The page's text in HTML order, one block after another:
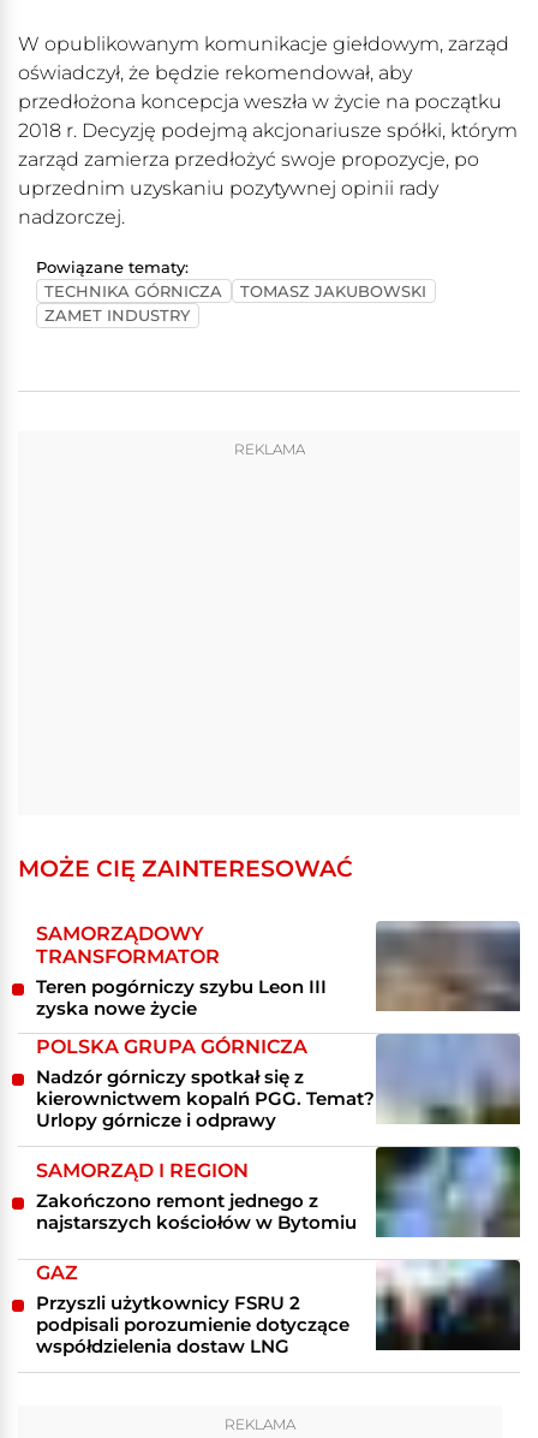
W opublikowanym komunikacje giełdowym, zarząd
oświadczył, że będzie rekomendował, aby
przedłożona koncepcja weszła w życie na początku
2018 r. Decyzję podejmą akcjonariusze spółki, którym
zarząd zamierza przedłożyć swoje propozycje, po
uprzednim uzyskaniu pozytywnej opinii rady
nadzorczej.
Powiązane tematy:
TECHNIKA GÓRNICZA
TOMASZ JAKUBOWSKI
ZAMET INDUSTRY
REKLAMA
MOŻE CIĘ ZAINTERESOWAĆ
SAMORZĄDOWY
TRANSFORMATOR
Teren pogórniczy szybu Leon III
zyska nowe życie
POLSKA GRUPA GÓRNICZA
Nadzór górniczy spotkał się z
kierownictwem kopalń PGG. Temat?
Urlopy górnicze i odprawy
SAMORZĄD I REGION
Zakończono remont jednego z
najstarszych kościołów w Bytomiu
GAZ
Przyszli użytkownicy FSRU 2
podpisali porozumienie dotyczące
współdzielenia dostaw LNG
REKLAMA